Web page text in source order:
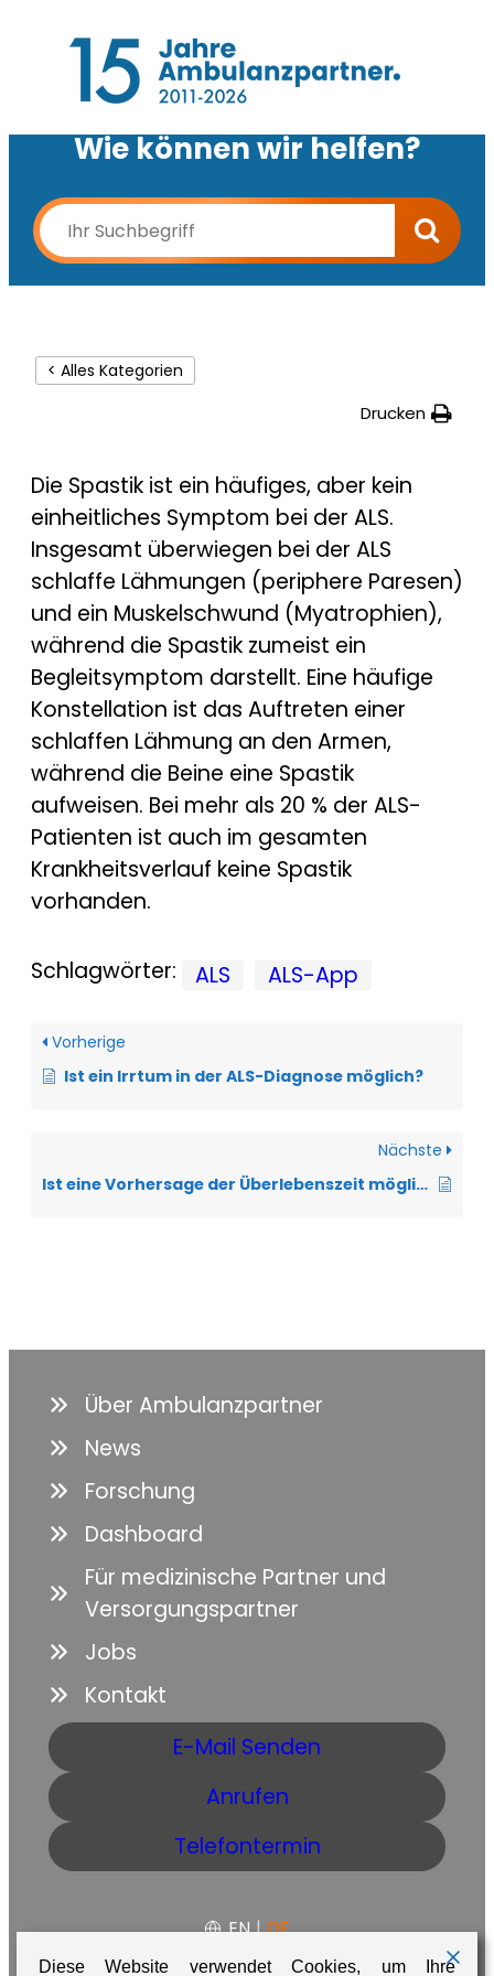
Wie können wir helfen?
< Alles Kategorien
Drucken
Die Spastik ist ein häufiges, aber kein
einheitliches Symptom bei der ALS.
Insgesamt überwiegen bei der ALS
schlaffe Lähmungen (periphere Paresen)
und ein Muskelschwund (Myatrophien),
während die Spastik zumeist ein
Begleitsymptom darstellt. Eine häufige
Konstellation ist das Auftreten einer
schlaffen Lähmung an den Armen,
während die Beine eine Spastik
aufweisen. Bei mehr als 20 % der ALS-
Patienten ist auch im gesamten
Krankheitsverlauf keine Spastik
vorhanden.
Schlagwörter: ALS ALS-App
Vorherige
Ist ein Irrtum in der ALS-Diagnose möglich?
Nächste
Ist eine Vorhersage der Überlebenszeit möglich?
Über Ambulanzpartner
News
Forschung
Dashboard
Für medizinische Partner und
Versorgungspartner
Jobs
Kontakt
E-Mail Senden
Anrufen
Telefontermin
EN | DE
Diese Website verwendet Cookies, um Ihre